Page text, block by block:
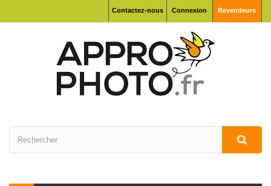
Connexion Revendeurs
Contactez-nous